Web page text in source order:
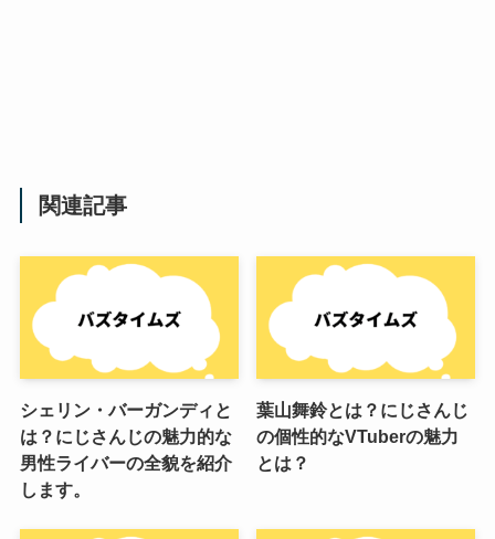
関連記事
シェリン・バーガンディと
は？にじさんじの魅力的な
男性ライバーの全貌を紹介
します。
葉山舞鈴とは？にじさんじ
の個性的なVTuberの魅力
とは？